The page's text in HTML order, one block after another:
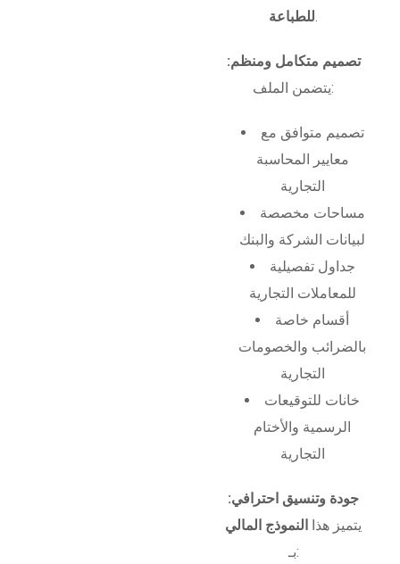
للطباعة.
تصميم متكامل ومنظم:
يتضمن الملف:
تصميم متوافق مع
معايير المحاسبة
التجارية
مساحات مخصصة
لبيانات الشركة والبنك
جداول تفصيلية
للمعاملات التجارية
أقسام خاصة
بالضرائب والخصومات
التجارية
خانات للتوقيعات
الرسمية والأختام
التجارية
جودة وتنسيق احترافي:
يتميز هذا
النموذج المالي
بـ: